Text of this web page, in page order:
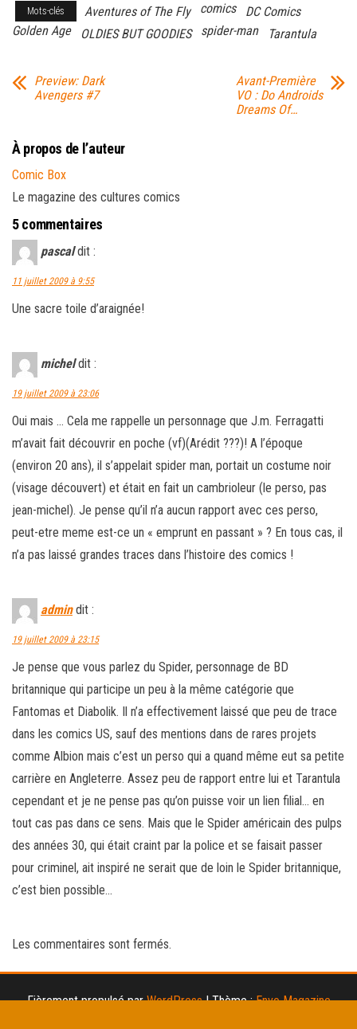
Mots-clés Aventures of The Fly comics
DC Comics
Golden Age
OLDIES BUT GOODIES spider-man Tarantula
Preview: Dark
Avengers #7
Avant-Première
VO : Do Androids
Dreams Of…
À propos de l’auteur
Comic Box
Le magazine des cultures comics
5 commentaires
pascal dit :
11 juillet 2009 à 9:55
Une sacre toile d’araignée!
michel dit :
19 juillet 2009 à 23:06
Oui mais … Cela me rappelle un personnage que J.m. Ferragatti
m’avait fait découvrir en poche (vf)(Arédit ???)! A l’époque
(environ 20 ans), il s’appelait spider man, portait un costume noir
(visage découvert) et était en fait un cambrioleur (le perso, pas
jean-michel). Je pense qu’il n’a aucun rapport avec ces perso,
peut-etre meme est-ce un « emprunt en passant » ? En tous cas, il
n’a pas laissé grandes traces dans l’histoire des comics !
admin dit :
19 juillet 2009 à 23:15
Je pense que vous parlez du Spider, personnage de BD
britannique qui participe un peu à la même catégorie que
Fantomas et Diabolik. Il n’a effectivement laissé que peu de trace
dans les comics US, sauf des mentions dans de rares projets
comme Albion mais c’est un perso qui a quand même eut sa petite
carrière en Angleterre. Assez peu de rapport entre lui et Tarantula
cependant et je ne pense pas qu’on puisse voir un lien filial… en
tout cas pas dans ce sens. Mais que le Spider américain des pulps
des années 30, qui était craint par la police et se faisait passer
pour criminel, ait inspiré ne serait que de loin le Spider britannique,
c’est bien possible…
Les commentaires sont fermés.
Fièrement propulsé parWordPress |Thème :Envo Magazine